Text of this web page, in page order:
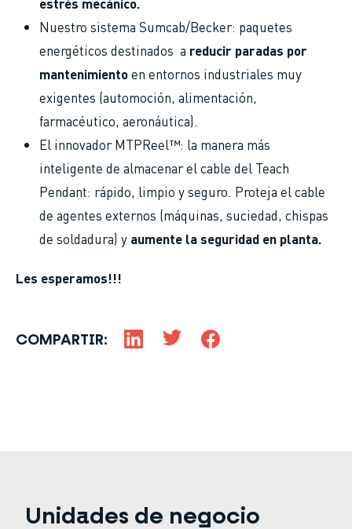
Nuestro sistema Sumcab/Becker: paquetes
energéticos destinados a reducir paradas por
mantenimientoen entornos industriales muy
exigentes (automoción, alimentación,
farmacéutico, aeronáutica).
El innovador MTPReel™: la manera más
inteligente de almacenar el cable del Teach
Pendant: rápido, limpio y seguro. Proteja el cable
de agentes externos (máquinas, suciedad, chispas
de soldadura) y aumente la seguridad en planta.
Les esperamos!!!
COMPARTIR:
Unidades de negocio